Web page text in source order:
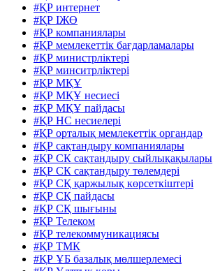
#ҚР интернет
#ҚР ІЖӨ
#ҚР компаниялары
#ҚР мемлекеттік бағдарламалары
#ҚР министрліктері
#ҚР минситрліктері
#ҚР МҚҰ
#ҚР МҚҰ несиесі
#ҚР МҚҰ пайдасы
#ҚР НС несиелері
#ҚР орталық мемлекеттік органдар
#ҚР сақтандыру компаниялары
#ҚР СК сақтандыру сыйлықақылары
#ҚР СК сақтандыру төлемдері
#ҚР СҚ қаржылық көрсеткіштері
#ҚР СҚ пайдасы
#ҚР СҚ шығыны
#ҚР Телеком
#ҚР телекоммуникациясы
#ҚР ТМК
#ҚР ҰБ базалық мөлшерлемесі